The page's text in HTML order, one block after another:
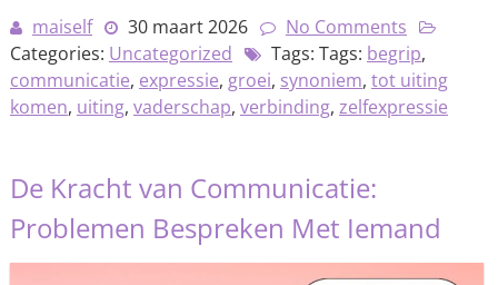
maiself
30 maart 2026
No Comments
Categories: Uncategorized Tags: Tags: begrip,
communicatie, expressie, groei, synoniem, tot uiting
komen, uiting, vaderschap, verbinding, zelfexpressie
De Kracht van Communicatie:
Problemen Bespreken Met Iemand